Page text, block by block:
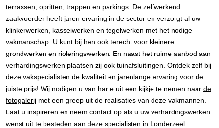
terrassen, opritten, trappen en parkings. De zelfwerkend
zaakvoerder heeft jaren ervaring in de sector en verzorgt al uw
klinkerwerken, kasseiwerken en tegelwerken met het nodige
vakmanschap. U kunt bij hen ook terecht voor kleinere
grondwerken en rioleringswerken. En naast het ruime aanbod aan
verhardingswerken plaatsen zij ook tuinafsluitingen. Ontdek zelf bij
deze vakspecialisten de kwaliteit en jarenlange ervaring voor de
juiste prijs! Wij nodigen u van harte uit een kijkje te nemen naar de
fotogalerij met een greep uit de realisaties van deze vakmannen.
Laat u inspireren en neem contact op als u uw verhardingswerken
wenst uit te besteden aan deze specialisten in Londerzeel.